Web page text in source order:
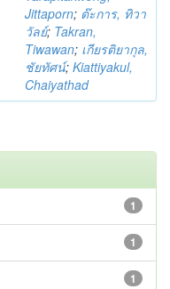
Jittaporn; ต๊ะการ, ทิวา
วัลย์; Takran,
Tiwawan; เกียรติยากุล,
ชัยทัศน์; Kiattiyakul,
Chaiyathad
1
1
1